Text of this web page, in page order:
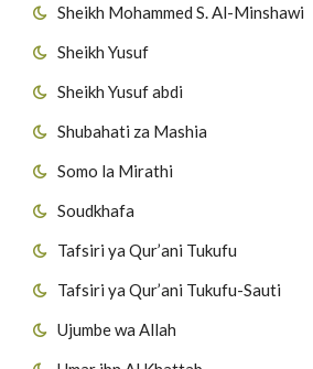
Sheikh Mohammed S. Al-Minshawi
Sheikh Yusuf
Sheikh Yusuf abdi
Shubahati za Mashia
Somo la Mirathi
Soudkhafa
Tafsiri ya Qur’ani Tukufu
Tafsiri ya Qur’ani Tukufu-Sauti
Ujumbe wa Allah